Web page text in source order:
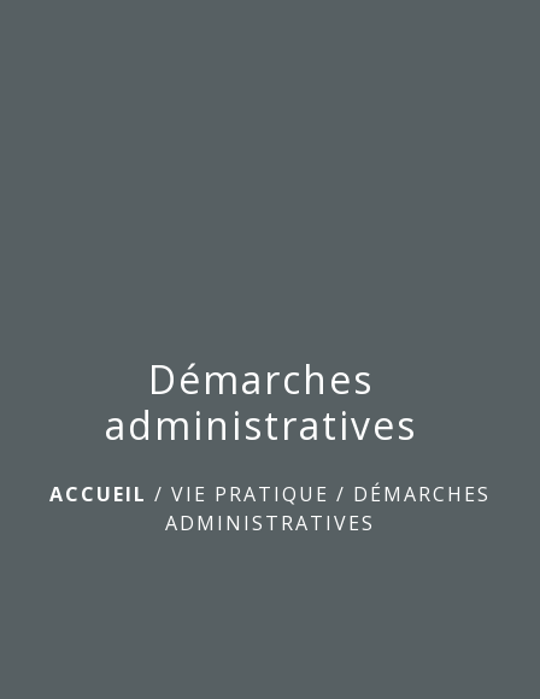
Démarches
administratives
ACCUEIL / VIE PRATIQUE / DÉMARCHES
ADMINISTRATIVES